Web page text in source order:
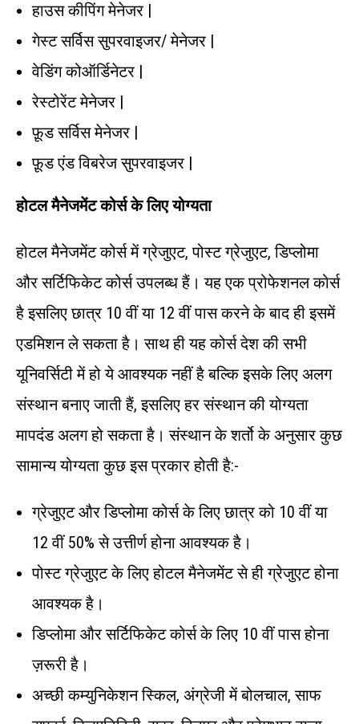
हाउस कीपिंग मेनेजर |
गेस्ट सर्विस सुपरवाइजर/ मेनेजर |
वेडिंग कोऑर्डिनेटर |
रेस्टोरेंट मेनेजर |
फ़ूड सर्विस मेनेजर |
फ़ूड एंड विबरेज सुपरवाइजर |
होटलमैनेजमेंटकोर्सकेलिएयोग्यता
होटल मैनेजमेंट कोर्स में ग्रेजुएट, पोस्ट ग्रेजुएट, डिप्लोमा
और सर्टिफिकेट कोर्स उपलब्ध हैं। यह एक प्रोफेशनल कोर्स
है इसलिए छात्र 10 वीं या 12 वीं पास करने के बाद ही इसमें
एडमिशन ले सकता है। साथ ही यह कोर्स देश की सभी
यूनिवर्सिटी में हो ये आवश्यक नहीं है बल्कि इसके लिए अलग
संस्थान बनाए जाती हैं, इसलिए हर संस्थान की योग्यता
मापदंड अलग हो सकता है। संस्थान के शर्तो के अनुसार कुछ
सामान्य योग्यता कुछ इस प्रकार होती है:-
ग्रेजुएट और डिप्लोमा कोर्स के लिए छात्र को 10 वीं या
12 वीं 50% से उत्तीर्ण होना आवश्यक है।
पोस्ट ग्रेजुएट के लिए होटल मैनेजमेंट से ही ग्रेजुएट होना
आवश्यक है।
डिप्लोमा और सर्टिफिकेट कोर्स के लिए 10 वीं पास होना
ज़रूरी है।
अच्छी कम्युनिकेशन स्किल, अंग्रेजी में बोलचाल, साफ